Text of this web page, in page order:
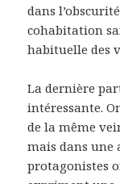
dans
cohabitation
habituelle des
La dernière
intéressante.
de la même
mais dans une
protagonistes